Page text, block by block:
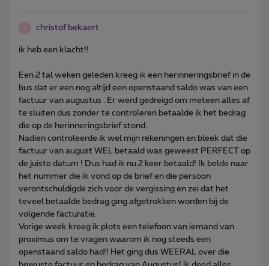
christof bekaert
ik heb een klacht!!
Een 2 tal weken geleden kreeg ik een herinneringsbrief in de
bus dat er een nog altijd een openstaand saldo was van een
factuur van augustus . Er werd gedreigd om meteen alles af
te sluiten dus zonder te controleren betaalde ik het bedrag
die op de herinneringsbrief stond.
Nadien controleerde ik wel mijn rekeningen en bleek dat die
factuur van august WEL betaald was geweest PERFECT op
de juiste datum ! Dus had ik nu 2 keer betaald! Ik belde naar
het nummer die ik vond op de brief en die persoon
verontschuldigde zich voor de vergissing en zei dat het
teveel betaalde bedrag ging afgetrokken worden bij de
volgende facturatie.
Vorige week kreeg ik plots een telefoon van iemand van
proximus om te vragen waarom ik nog steeds een
openstaand saldo had!! Het ging dus WEERAL over die